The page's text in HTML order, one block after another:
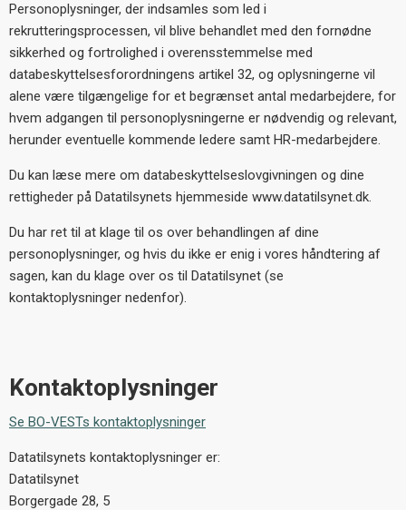
Personoplysninger, der indsamles som led i
rekrutteringsprocessen, vil blive behandlet med den fornødne
sikkerhed og fortrolighed i overensstemmelse med
databeskyttelsesforordningens artikel 32, og oplysningerne vil
alene være tilgængelige for et begrænset antal medarbejdere, for
hvem adgangen til personoplysningerne er nødvendig og relevant,
herunder eventuelle kommende ledere samt HR-medarbejdere.
Du kan læse mere om databeskyttelseslovgivningen og dine
rettigheder på Datatilsynets hjemmeside www.datatilsynet.dk.
Du har ret til at klage til os over behandlingen af dine
personoplysninger, og hvis du ikke er enig i vores håndtering af
sagen, kan du klage over os til Datatilsynet (se
kontaktoplysninger nedenfor).
Kontaktoplysninger
Se BO-VESTs kontaktoplysninger
Datatilsynets kontaktoplysninger er:
Datatilsynet
Borgergade 28, 5